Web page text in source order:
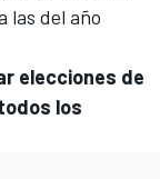
las del año
elecciones de
los